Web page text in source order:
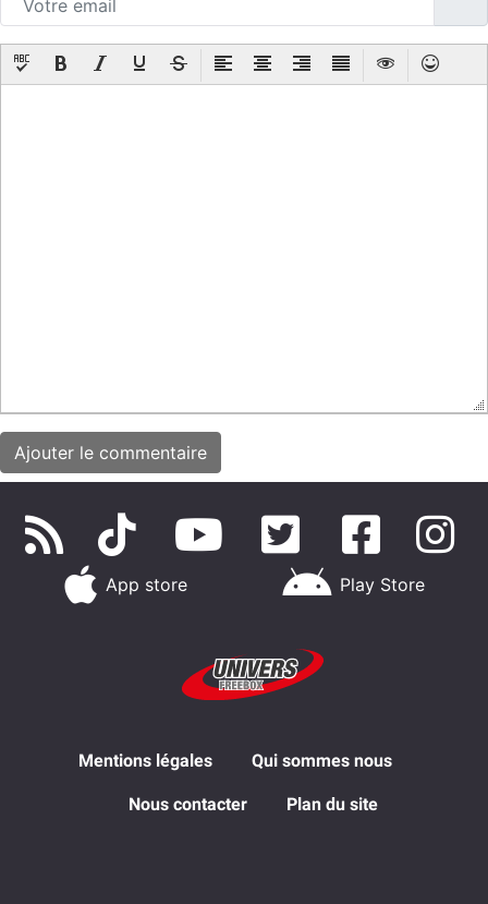
App store Play Store
Mentions légales Qui sommes nous
Nous contacter Plan du site